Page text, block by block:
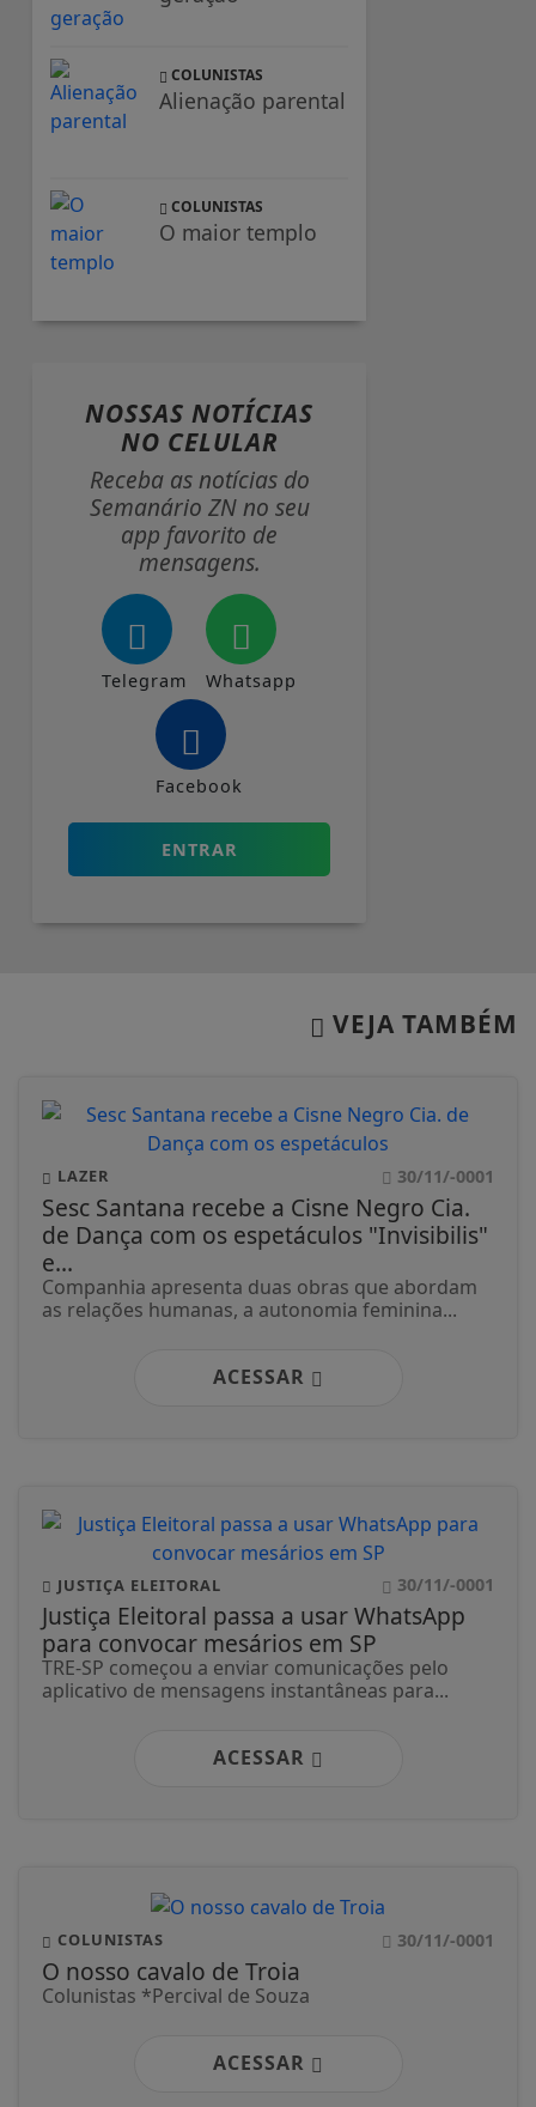
COLUNISTAS
Alienação parental
COLUNISTAS
O maior templo
NOSSAS NOTÍCIAS
NO CELULAR
Receba as notícias do
Semanário ZN no seu
app favorito de
mensagens.
Telegram Whatsapp
Facebook
ENTRAR
VEJA TAMBÉM
LAZER 30/11/-0001
Sesc Santana recebe a Cisne Negro Cia.
de Dança com os espetáculos "Invisibilis"
e...
Companhia apresenta duas obras que abordam
as relações humanas, a autonomia feminina...
ACESSAR
JUSTIÇA ELEITORAL 30/11/-0001
Justiça Eleitoral passa a usar WhatsApp
para convocar mesários em SP
TRE-SP começou a enviar comunicações pelo
aplicativo de mensagens instantâneas para...
ACESSAR
COLUNISTAS 30/11/-0001
O nosso cavalo de Troia
Colunistas *Percival de Souza
ACESSAR